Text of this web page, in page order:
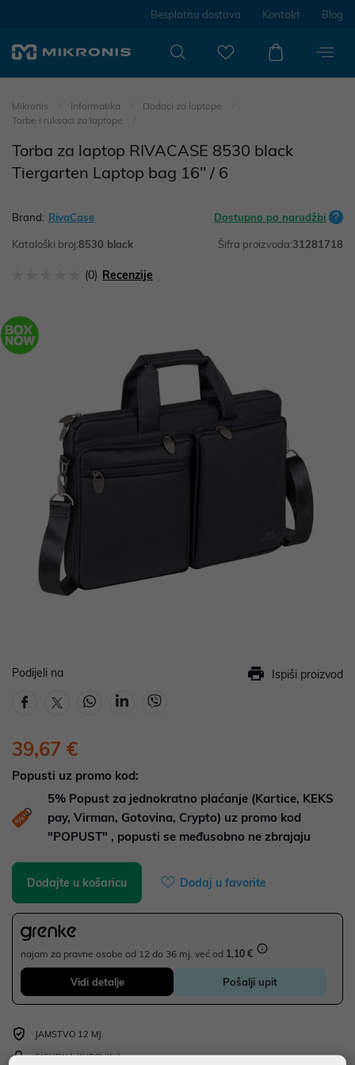
Besplatna dostava Kontakt Blog
Mikronis Informatika
Dodaci za laptope
Torbe i ruksaci za laptope
Torba za laptop RIVACASE 8530 black
Tiergarten Laptop bag 16" / 6
Brand: RivaCase Dostupno po narudžbi
Kataloški broj:8530 black Šifra proizvoda:31281718
(0) Recenzije
Podijeli na Ispiši proizvod
39,67 €
Popusti uz promo kod:
5% Popust za jednokratno plaćanje (Kartice, KEKS
pay, Virman, Gotovina, Crypto) uz promo kod
"POPUST" , popusti se međusobno ne zbrajaju
Dodajte u košaricu Dodaj u favorite
najam za pravne osobe od 12 do 36 mj. već od 1,10 €
Vidi detalje Pošalji upit
JAMSTVO 12 MJ.
SIGURNA KUPOVINA